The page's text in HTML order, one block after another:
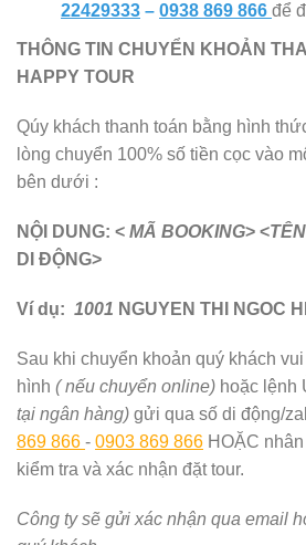
22429333 – 0938 869 866 để
THÔNG TIN CHUYỂN KHOẢN
HAPPY TOUR
Qúy khách thanh toán bằng hình
lòng chuyển 100% số tiền cọc vào
bên dưới :
NỘI DUNG: < MÃ BOOKING> <
DI ĐỘNG>
Ví dụ: 1001 NGUYEN THI NGOC
Sau khi chuyển khoản quý khách
hình ( nếu chuyển online) hoặc lệnh
tại ngân hàng) gửi qua số di động/
869 866 - 0903 869 866 HOẶC
kiểm tra và xác nhận đặt tour.
Công ty sẽ gửi xác nhận qua email